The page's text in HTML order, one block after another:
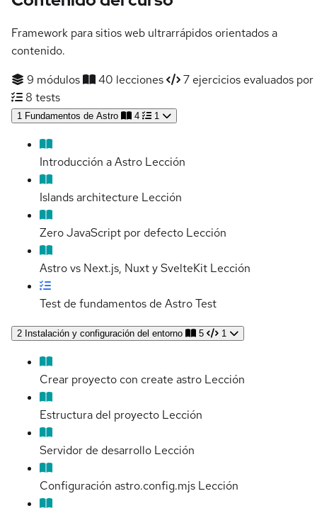
Framework para sitios web ultrarrápidos orientados a
contenido.
9 módulos
40 lecciones
7 ejercicios evaluados por
8 tests
1 Fundamentos de Astro 4 1
Introducción a Astro Lección
Islands architecture Lección
Zero JavaScript por defecto Lección
Astro vs Next.js, Nuxt y SvelteKit Lección
Test de fundamentos de AstroTest
2 Instalación y configuración del entorno 5 1
Crear proyecto con create astro Lección
Estructura del proyecto Lección
Servidor de desarrollo Lección
Configuración astro.config.mjs Lección